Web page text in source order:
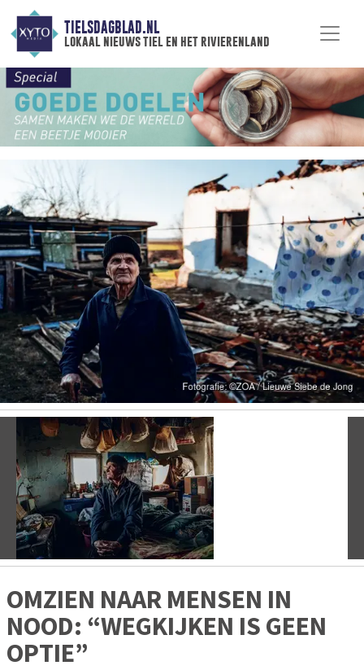
TIELSDAGBLAD.NL
lokaal nieuws tiel en het rivierenland
Vorige
OMZIEN NAAR MENSEN IN
NOOD: “WEGKIJKEN IS GEEN
OPTIE”